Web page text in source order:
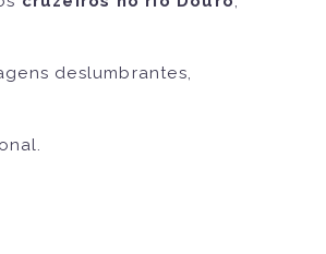
deslumbrantes,